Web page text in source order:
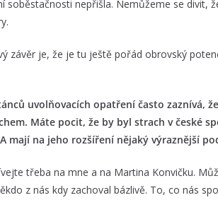
soběstačnosti nepřišla. Nemůžeme se divit,
závěr je, že je tu ještě pořád obrovský
uvolňovacích opatření často zaznívá,
Máte pocit, že by byl strach v české
mají na jeho rozšíření nějaký výraznější
třeba na mne a na Martina Konvičku.
z nás kdy zachoval bázlivě. To, co nás